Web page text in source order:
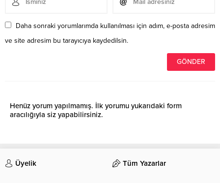
Daha sonraki yorumlarımda kullanılması için adım, e-posta adresim
ve site adresim bu tarayıcıya kaydedilsin.
Henüz yorum yapılmamış. İlk yorumu yukarıdaki form
aracılığıyla siz yapabilirsiniz.
Üyelik Tüm Yazarlar